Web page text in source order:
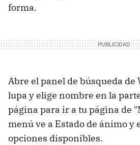
forma.
Abre el panel de búsqueda de
lupa y elige nombre en la
página para ir a tu página de
menú ve a Estado de ánimo y
opciones disponibles.